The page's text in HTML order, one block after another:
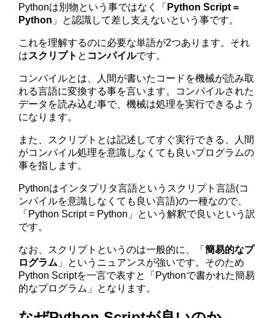
Pythonは別物という事ではなく「 Python Script =
Python 」と認識して差し支えないという事です。
これを理解するのに必要な単語が2つあります。それ
はスクリプト と コンパイルです。
コンパイルとは、人間が書いたコードを機械が読み取
れる言語に変換する事を言います。コンパイルされた
データを読み込む事で、機械は処理を実行できるよう
になります。
また、スクリプトとは記述してすぐ実行できる、人間
がコンパイル処理を意識しなくても良いプログラムの
事を指します。
Pythonはインタプリタ言語というスクリプト言語(コ
ンパイルを意識しなくても良い言語)の一種なので、
「Python Script = Python」という解釈で良いという訳
です。
なお、スクリプトというのは一般的に、「簡易的なプ
ログラム 」というニュアンスが強いです。そのため
Python Scriptを一言で表すと「Pythonで書かれた簡易
的なプログラム」となります。